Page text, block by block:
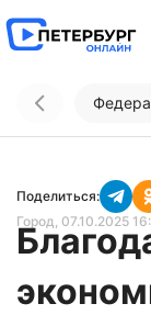
Поделиться:
Город, 07.10.2025